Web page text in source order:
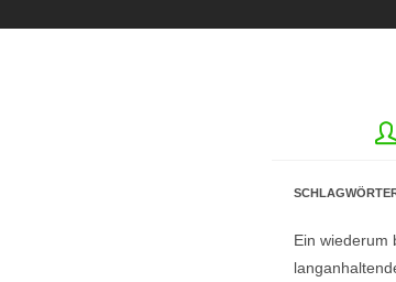
Ein wiederum